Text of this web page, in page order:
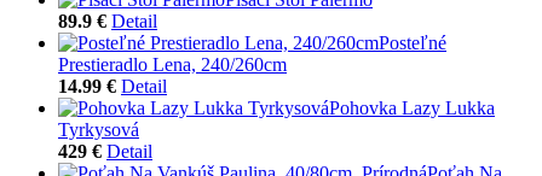
89.9 € Detail
Posteľné
Prestieradlo Lena, 240/260cm
14.99 € Detail
Pohovka Lazy Lukka
Tyrkysová
429 € Detail